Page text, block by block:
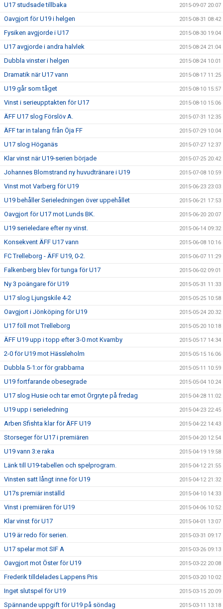
U17 studsade tillbaka 2015-09-07 20:07
Oavgjort för U19 i helgen 2015-08-31 08:42
Fysiken avgjorde i U17 2015-08-30 19:04
U17 avgjorde i andra halvlek 2015-08-24 21:04
Dubbla vinster i helgen 2015-08-24 10:01
Dramatik när U17 vann 2015-08-17 11:25
U19 går som tåget 2015-08-10 15:57
Vinst i serieupptakten för U17 2015-08-10 15:06
ÄFF U17 slog Förslöv A. 2015-07-31 12:35
ÄFF tar in talang från Öja FF 2015-07-29 10:04
U17 slog Höganäs 2015-07-27 12:37
Klar vinst när U19-serien började 2015-07-25 20:42
Johannes Blomstrand ny huvudtränare i U19 2015-07-08 10:59
Vinst mot Varberg för U19 2015-06-23 23:03
U19 behåller Serieledningen över uppehållet 2015-06-21 17:53
Oavgjort för U17 mot Lunds BK. 2015-06-20 20:07
U19 serieledare efter ny vinst. 2015-06-14 09:32
Konsekvent ÄFF U17 vann 2015-06-08 10:16
FC Trelleborg - ÄFF U19, 0-2. 2015-06-07 11:29
Falkenberg blev för tunga för U17 2015-06-02 09:01
Ny 3 poängare för U19 2015-05-31 11:33
U17 slog Ljungskile 4-2 2015-05-25 10:58
Oavgjort i Jönköping för U19 2015-05-24 20:32
U17 föll mot Trelleborg 2015-05-20 10:18
ÄFF U19 upp i topp efter 3-0 mot Kvarnby 2015-05-17 14:34
2-0 för U19 mot Hässleholm 2015-05-15 16:06
Dubbla 5-1:or för grabbarna 2015-05-11 10:59
U19 fortfarande obesegrade 2015-05-04 10:24
U17 slog Husie och tar emot Örgryte på fredag 2015-04-28 11:02
U19 upp i serieledning 2015-04-23 22:45
Arben Sfishta klar för ÄFF U19 2015-04-22 14:43
Storseger för U17 i premiären 2015-04-20 12:54
U19 vann 3:e raka 2015-04-19 19:58
Länk till U19-tabellen och spelprogram. 2015-04-12 21:55
Vinsten satt långt inne för U19 2015-04-12 21:32
U17s premiär inställd 2015-04-10 14:33
Vinst i premiären för U19 2015-04-06 10:52
Klar vinst för U17 2015-04-01 13:07
U19 är redo för serien. 2015-03-31 09:17
U17 spelar mot SIF A 2015-03-26 09:13
Oavgjort mot Öster för U19 2015-03-22 20:08
Frederik tilldelades Lappens Pris 2015-03-20 10:02
Inget slutspel för U19 2015-03-15 20:09
Spännande uppgift för U19 på söndag 2015-03-11 13:18